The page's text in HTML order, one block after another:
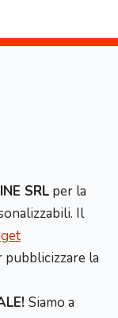
SRL per la
Il
pubblicizzare la
Siamo a